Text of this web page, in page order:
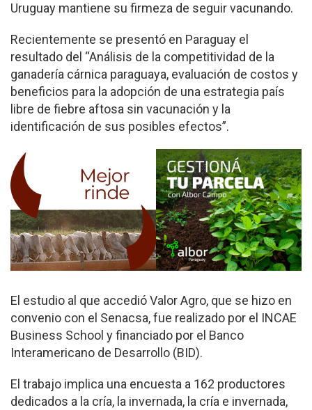
Uruguay mantiene su firmeza de seguir vacunando.
Recientemente se presentó en Paraguay el
resultado del “Análisis de la competitividad de la
ganadería cárnica paraguaya, evaluación de costos y
beneficios para la adopción de una estrategia país
libre de fiebre aftosa sin vacunación y la
identificación de sus posibles efectos”.
El estudio al que accedió Valor Agro, que se hizo en
convenio con el Senacsa, fue realizado por el INCAE
Business School y financiado por el Banco
Interamericano de Desarrollo (BID).
El trabajo implica una encuesta a 162 productores
dedicados a la cría, la invernada, la cría e invernada,